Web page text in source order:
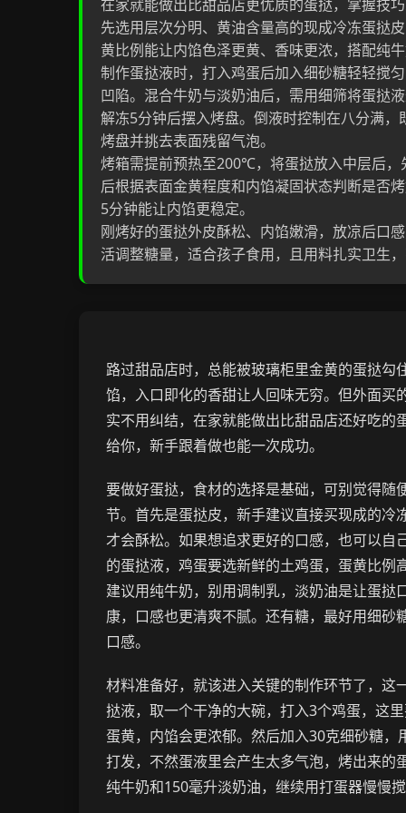
在家就能做出比甜品店更优质的蛋挞，掌握技
先选用层次分明、黄油含量高的现成冷冻蛋挞
黄比例能让内馅色泽更黄、香味更浓，搭配纯
制作蛋挞液时，打入鸡蛋后加入细砂糖轻轻搅
凹陷。混合牛奶与淡奶油后，需用细筛将蛋挞
解冻5分钟后摆入烤盘。倒液时控制在八分满
烤盘并挑去表面残留气泡。
烤箱需提前预热至200℃，将蛋挞放入中层后
后根据表面金黄程度和内馅凝固状态判断是否
5分钟能让内馅更稳定。
刚烤好的蛋挞外皮酥松、内馅嫩滑，放凉后口
活调整糖量，适合孩子食用，且用料扎实卫生
路过甜品店时，总能被玻璃柜里金黄的蛋挞
馅，入口即化的香甜让人回味无穷。但外面
实不用纠结，在家就能做出比甜品店还好吃
给你，新手跟着做也能一次成功。
要做好蛋挞，食材的选择是基础，可别觉得
节。首先是蛋挞皮，新手建议直接买现成的
才会酥松。如果想追求更好的口感，也可以
的蛋挞液，鸡蛋要选新鲜的土鸡蛋，蛋黄比
建议用纯牛奶，别用调制乳，淡奶油是让蛋
康，口感也更清爽不腻。还有糖，最好用细
口感。
材料准备好，就该进入关键的制作环节了，
挞液，取一个干净的大碗，打入3个鸡蛋，这
蛋黄，内馅会更浓郁。然后加入30克细砂糖
打发，不然蛋液里会产生太多气泡，烤出来
纯牛奶和150毫升淡奶油，继续用打蛋器慢慢